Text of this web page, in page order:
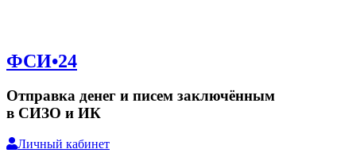
ФСИ•24
Отправка денег и писем заключённым
в СИЗО и ИК
Личный кабинет